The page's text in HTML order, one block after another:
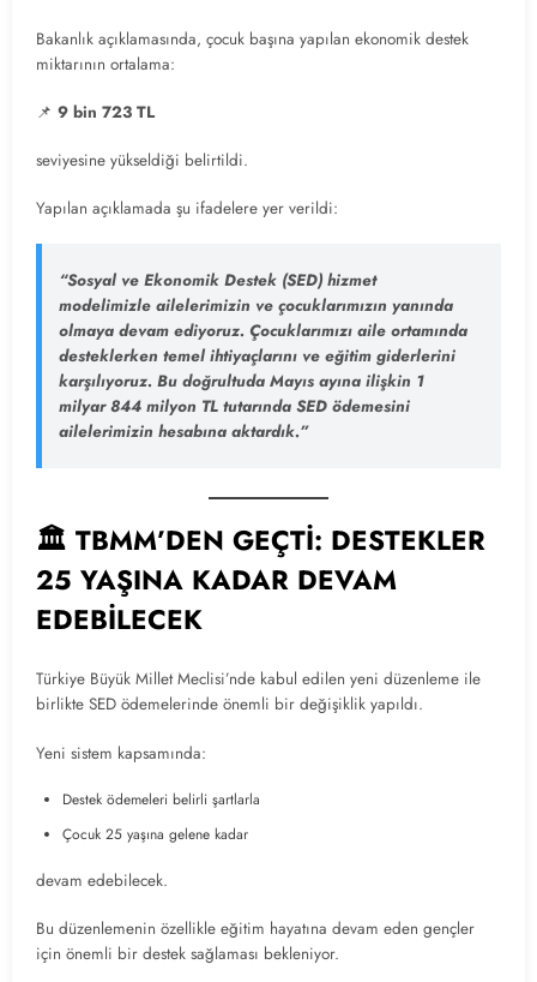
Bakanlık açıklamasında, çocuk başına yapılan ekonomik destek
miktarının ortalama:
📌 9 bin 723 TL
seviyesine yükseldiği belirtildi.
Yapılan açıklamada şu ifadelere yer verildi:
“Sosyal ve Ekonomik Destek (SED) hizmet
modelimizle ailelerimizin ve çocuklarımızın yanında
olmaya devam ediyoruz. Çocuklarımızı aile ortamında
desteklerken temel ihtiyaçlarını ve eğitim giderlerini
karşılıyoruz. Bu doğrultuda Mayıs ayına ilişkin 1
milyar 844 milyon TL tutarında SED ödemesini
ailelerimizin hesabına aktardık.”
🏛️ TBMM’DEN GEÇTİ: DESTEKLER
25 YAŞINA KADAR DEVAM
EDEBİLECEK
Türkiye Büyük Millet Meclisi’nde kabul edilen yeni düzenleme ile
birlikte SED ödemelerinde önemli bir değişiklik yapıldı.
Yeni sistem kapsamında:
Destek ödemeleri belirli şartlarla
Çocuk 25 yaşına gelene kadar
devam edebilecek.
Bu düzenlemenin özellikle eğitim hayatına devam eden gençler
için önemli bir destek sağlaması bekleniyor.